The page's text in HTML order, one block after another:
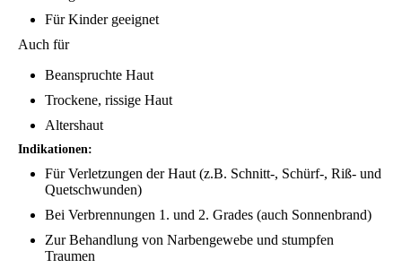
Für Kinder geeignet
Auch für
Beanspruchte Haut
Trockene, rissige Haut
Altershaut
Indikationen:
Für Verletzungen der Haut (z.B. Schnitt-, Schürf-, Riß- und
Quetschwunden)
Bei Verbrennungen 1. und 2. Grades (auch Sonnenbrand)
Zur Behandlung von Narbengewebe und stumpfen
Traumen